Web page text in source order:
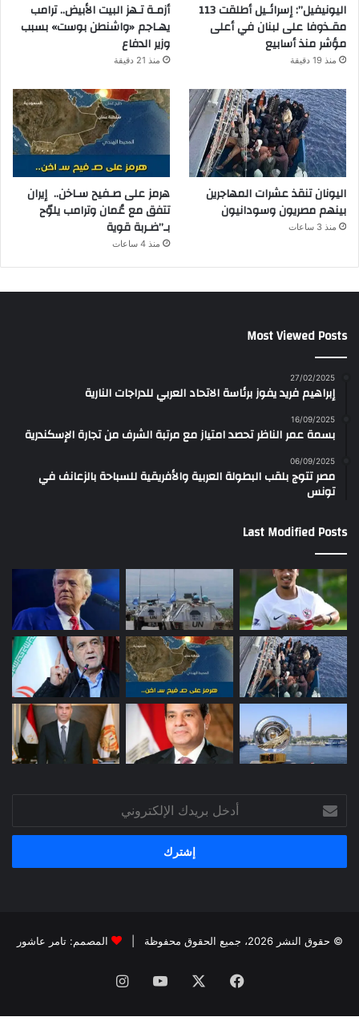
اليونيفيل”: إسرائـيل أطلقت 113
مقـذوفا على لبنان في أعلى
مؤشر منذ أسابيع
منذ 19 دقيقة
أزمـة تـهز البيت الأبيض.. ترامب
يهـاجم «واشنطن بوست» بسبب
وزير الدفاع
منذ 21 دقيقة
اليونان تنقذ عشرات المهاجرين
بينهم مصريون وسودانيون
منذ 3 ساعات
هرمز على صـفيح سـاخن.. إيران
تتفق مع عُمان وترامب يلوّح
بـ”ضـربة قوية
منذ 4 ساعات
Most Viewed Posts
27/02/2025
إبراهيم فريد يفوز برئاسة الاتحاد العربي للدراجات النارية
16/09/2025
بسمة عمر الناظر تحصد امتياز مع مرتبة الشرف من تجارة الإسكندرية
06/09/2025
مصر تتوج بلقب البطولة العربية والأفريقية للسباحة بالزعانف في
تونس
Last Modified Posts
بريدك
الإلكتروني
© حقوق النشر 2026، جميع الحقوق محفوظة | المصمم: تامر عاشور
فيسبوك يوتيوبانستقرام